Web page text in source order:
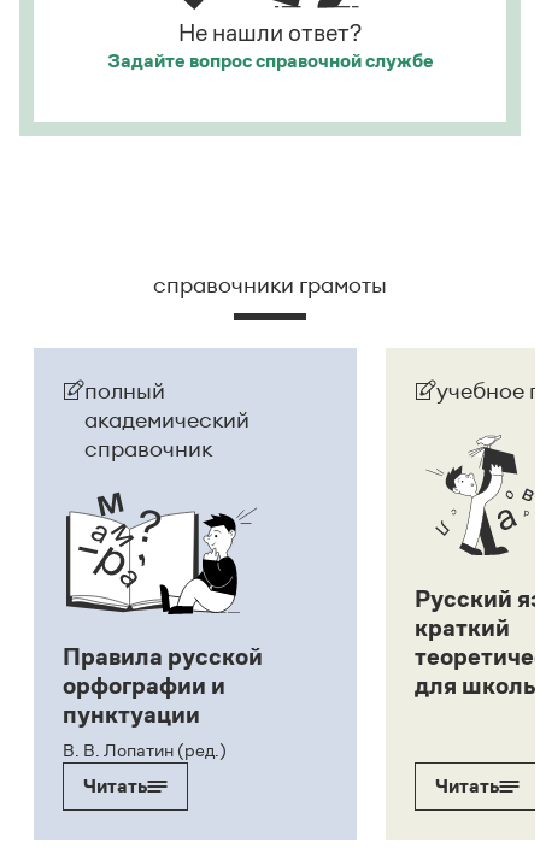
Не нашли ответ?
Задайте вопроссправочной службе
справочники грамоты
полный
академический
справочник
Правила русской
орфографии и
пунктуации
В. В. Лопатин (ред.)
Читать
учебное
Русский
краткий
для
Читать